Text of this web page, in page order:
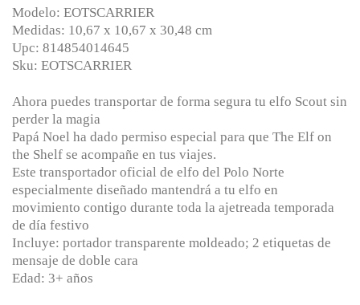
Modelo: EOTSCARRIER
Medidas: 10,67 x 10,67 x 30,48 cm
Upc: 814854014645
Sku: EOTSCARRIER
Ahora puedes transportar de forma segura tu elfo Scout sin
perder la magia
Papá Noel ha dado permiso especial para que The Elf on
the Shelf se acompañe en tus viajes.
Este transportador oficial de elfo del Polo Norte
especialmente diseñado mantendrá a tu elfo en
movimiento contigo durante toda la ajetreada temporada
de día festivo
Incluye: portador transparente moldeado; 2 etiquetas de
mensaje de doble cara
Edad: 3+ años